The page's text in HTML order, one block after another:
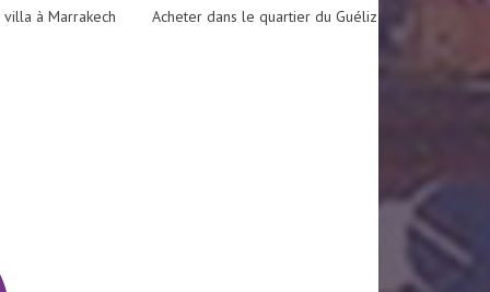
à Marrakech Acheter dans le quartier du Guéliz